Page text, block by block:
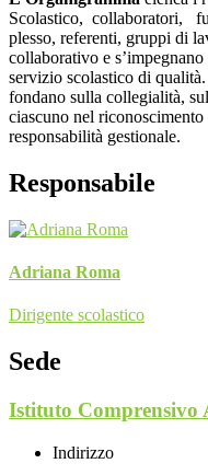
Scolastico, collaboratori,
plesso, referenti, gruppi di
collaborativo e
servizio scolastico di qualità.
fondano sulla collegialità,
ciascuno nel
responsabilità gestionale.
Responsabile
Adriana Roma
Dirigente scolastico
Sede
Istituto Comprensivo
Indirizzo